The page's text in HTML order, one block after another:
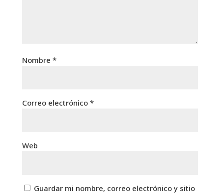
Nombre *
Correo electrónico *
Web
Guardar mi nombre, correo electrónico y sitio